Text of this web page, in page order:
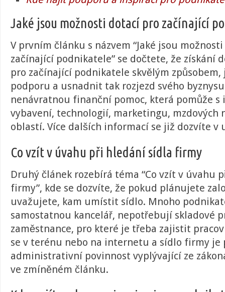
Jaké jsou možnosti dotací pro začínající
V prvním článku s názvem “Jaké jsou
začínající podnikatele” se dočtete, že získání
pro začínající podnikatele skvělým
podporu a usnadnit tak rozjezd svého
nenávratnou finanční pomoc, která pomůže s
vybavení, technologií, marketingu, mzdových
oblastí. Více dalších informací se již dozvíte v
Co vzít v úvahu při hledání sídla firmy
Druhý článek rozebírá téma “Co vzít v úvahu
firmy”, kde se dozvíte, že pokud plánujete
uvažujete, kam umístit sídlo. Mnoho
samostatnou kancelář, nepotřebují skladové
zaměstnance, pro které je třeba zajistit
se v terénu nebo na internetu a sídlo firmy je
administrativní povinnost vyplývající ze
ve zmíněném článku.